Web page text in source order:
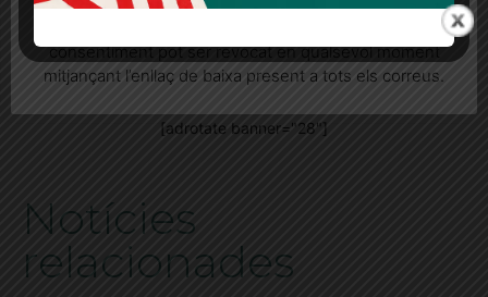
[adrotate banner="28"]
Notícies
relacionades
consentiment pot ser revocat en qualsevol moment
mitjançant l’enllaç de baixa present a tots els correus.